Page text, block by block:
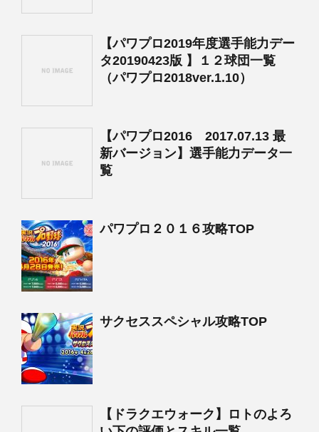
【パワプロ2019年度選手能力デー
タ20190423版 】１２球団一覧
（パワプロ2018ver.1.10）
【パワプロ2016 2017.07.13 最
新バージョン】選手能力データ一
覧
パワプロ２０１６攻略TOP
サクセススペシャル攻略TOP
【ドラクエウォーク】ロトのよろ